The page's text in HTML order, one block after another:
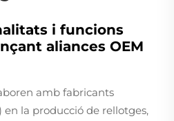
i funcions
aliances OEM
amb fabricants
la producció de rellotges,